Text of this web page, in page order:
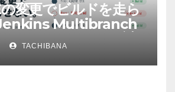
変更でビルドを走ら
Multibranch
extensionを試
TACHIBANA